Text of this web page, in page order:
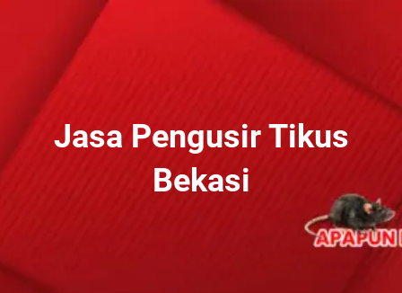
Jasa Pengusir Tikus
Bekasi